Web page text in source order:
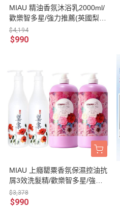
MIAU 精油香氛沐浴乳2000ml/
歡樂智多星/強力推薦(英國梨小
蒼蘭．玫瑰．牡丹與胭紅麂
絨．杏桃花與蜂蜜)&MIAU上癮
$4,194
$990
MIAU 上癮罌粟香氛保濕控油抗
屑3效洗髮精/歡樂智多星/強力
推薦/1000ml-MIAU精油香氛沐
浴乳2000ml(2瓶洗髮+2瓶沐組)
$3,378
$990